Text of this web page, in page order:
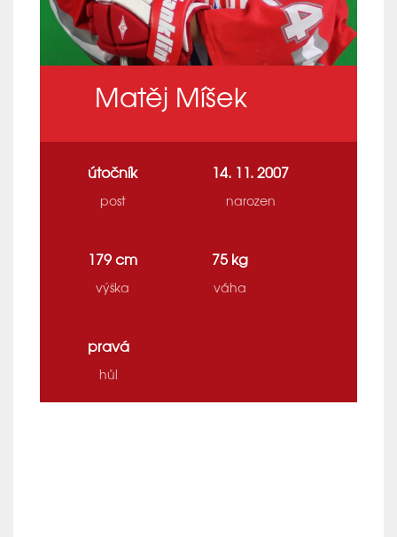
Matěj Míšek
útočník
post
14. 11. 2007
narozen
179 cm
výška
75 kg
váha
pravá
hůl